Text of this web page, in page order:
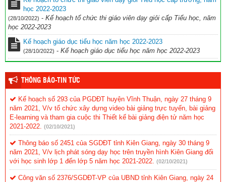
học 2022-2023
(28/10/2022) - Kế hoạch tổ chức thi giáo viên dạy giỏi cấp Tiểu học, năm
học 2022-2023
Kế hoạch giáo dục tiểu học năm học 2022-2023
(28/10/2022) - Kế hoạch giáo dục tiểu học năm học 2022-2023
THÔNG BÁO-TIN TỨC
Kế hoạch số 293 của PGDĐT huyện Vĩnh Thuận, ngày 27 tháng 9
năm 2021, V/v tổ chức xây dựng video bài giảng trực tuyến, bài giảng
E-learning và tham gia cuộc thi Thiết kế bài giảng điện tử năm học
2021-2022.
(02/10/2021)
Thông báo số 2451 của SGDĐT tỉnh Kiên Giang, ngày 30 tháng 9
năm 2021, V/v lịch phát sóng dạy học trên truyền hình Kiên Giang đối
với học sinh lớp 1 đến lớp 5 năm học 2021-2022.
(02/10/2021)
Công văn số 2376/SGDĐT-VP của UBND tỉnh Kiên Giang, ngày 24